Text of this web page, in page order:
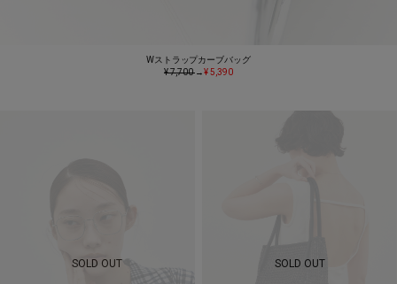
Wストラップカーブバッグ
¥ 7,700→¥ 5,390
SOLD OUT SOLD OUT